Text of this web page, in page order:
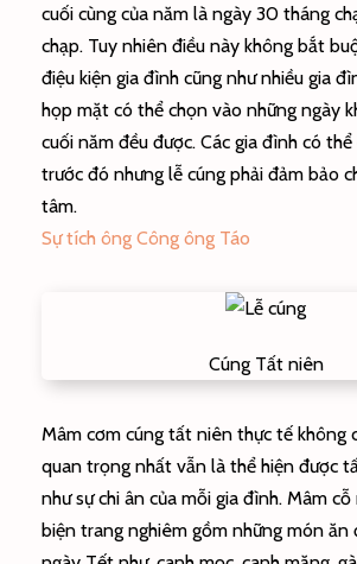
cuối cùng của năm là ngày 30 tháng
chạp. Tuy nhiên điều này không bắt
điệu kiện gia đình cũng như nhiều gia
họp mặt có thể chọn vào những ngày
cuối năm đều được. Các gia đình có
trước đó nhưng lễ cúng phải đảm bảo
tâm.
Sự tích ông Công ông Táo
Cúng Tất niên
Mâm cơm cúng tất niên thực tế không
quan trọng nhất vẫn là thể hiện được
như sự chi ân của mỗi gia đình. Mâm
biện trang nghiêm gồm những món ăn